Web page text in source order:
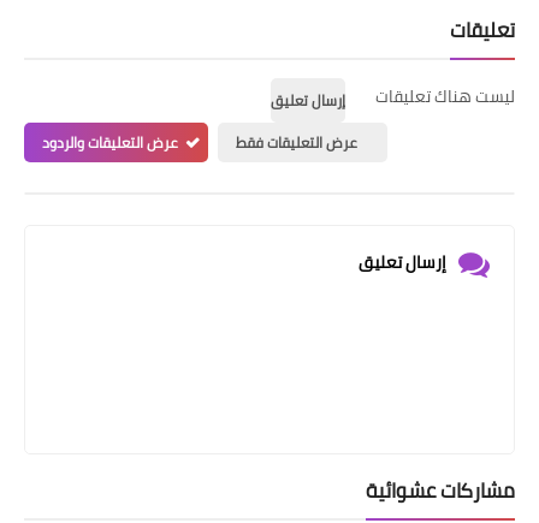
تعليقات
ليست هناك تعليقات
إرسال تعليق
عرض التعليقات فقط
عرض التعليقات والردود
إرسال تعليق
مشاركات عشوائية